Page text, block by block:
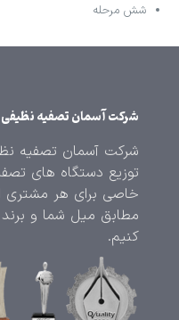
شش مرحله
شرکت آسمان تصفیه نظیفی
شرکت آسمان تصفیه
توزیع دستگاه های
خاصی برای هر مشتری
مطابق میل شما و
کنیم.